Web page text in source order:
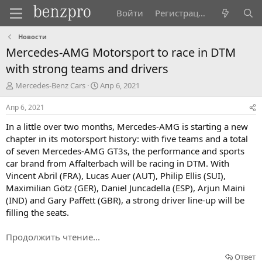
Войти Регистрация
Новости
Mercedes-AMG Motorsport to race in DTM
with strong teams and drivers
А
в
т
о
р
т
е
ы
Mercedes-Benz Cars
Д
а
а
н
а
ч
а
л
а
Апр 6, 2021
Апр 6, 2021
In a little over two months, Mercedes-AMG is starting a new
chapter in its motorsport history: with five teams and a total
of seven Mercedes-AMG GT3s, the performance and sports
car brand from Affalterbach will be racing in DTM. With
Vincent Abril (FRA), Lucas Auer (AUT), Philip Ellis (SUI),
Maximilian Götz (GER), Daniel Juncadella (ESP), Arjun Maini
(IND) and Gary Paffett (GBR), a strong driver line-up will be
filling the seats.
Продолжить чтение...
Ответ